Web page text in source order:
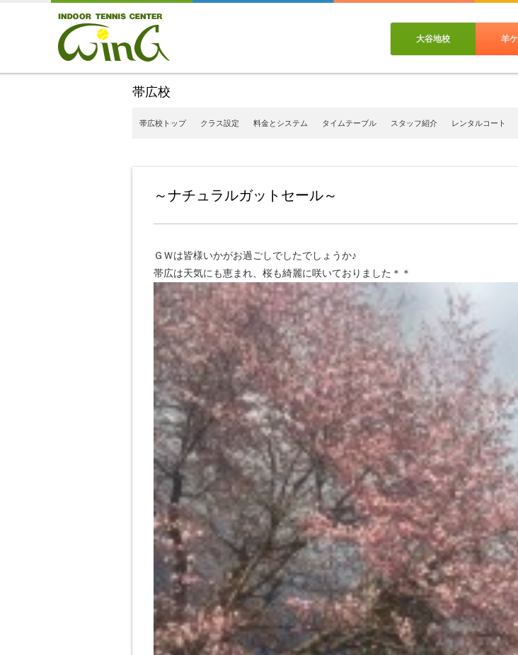
大谷地校 羊
帯広校
帯広校トップ クラス設定 料金とシステム タイムテーブル スタッフ紹介 レンタルコート
～ナチュラルガットセール～
ＧＷは皆様いかがお過ごしでしたでしょうか♪
帯広は天気にも恵まれ、桜も綺麗に咲いておりました＊＊